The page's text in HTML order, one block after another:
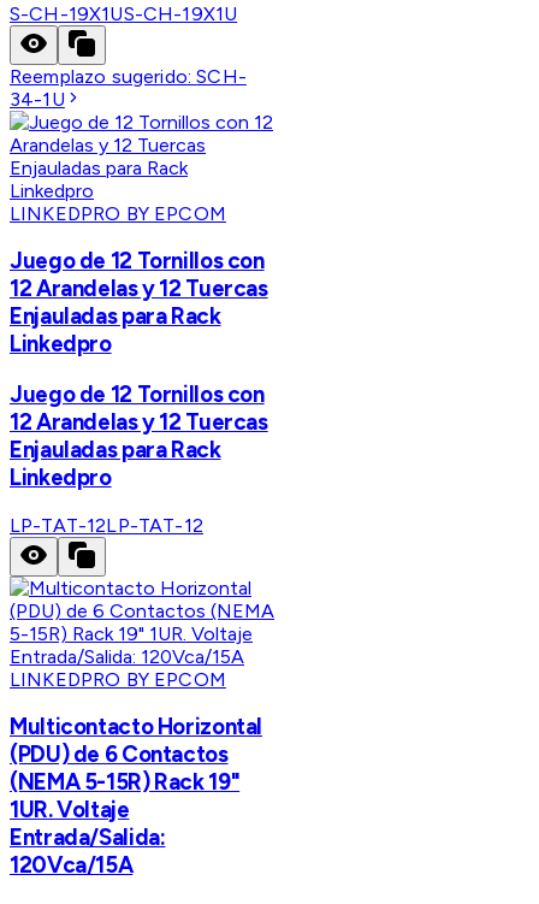
S-CH-19X1US-CH-19X1U
Reemplazo sugerido:SCH-
34-1U
LINKEDPRO BY EPCOM
Juego de 12 Tornillos con
12 Arandelas y 12 Tuercas
Enjauladas para Rack
Linkedpro
Juego de 12 Tornillos con
12 Arandelas y 12 Tuercas
Enjauladas para Rack
Linkedpro
LP-TAT-12LP-TAT-12
LINKEDPRO BY EPCOM
Multicontacto Horizontal
(PDU) de 6 Contactos
(NEMA 5-15R) Rack 19"
1UR. Voltaje
Entrada/Salida:
120Vca/15A